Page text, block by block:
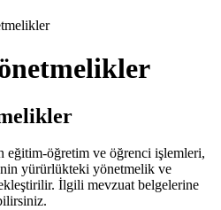
eğitim-öğretim ve öğrenci işlemleri,
yürürlükteki yönetmelik ve
İlgili mevzuat belgelerine